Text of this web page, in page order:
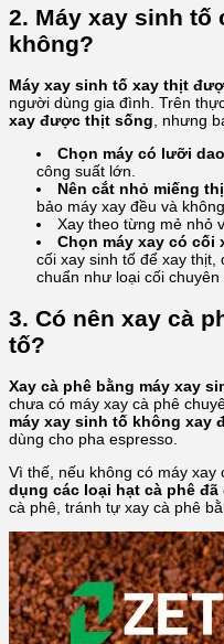
2. Máy xay sinh
không?
Máy xay sinh tố xay thịt
người dùng gia đình. Trên
xay được thịt sống, nhưng
Chọn máy có lưỡi
công suất lớn.
Nên cắt nhỏ miếng
bảo máy xay đều và
Xay theo từng mẻ nhỏ
Chọn máy xay có cối
cối xay sinh tố để xay thịt,
chuẩn như loại cối chuyên
3. Có nên xay cà
tố?
Xay cà phê bằng máy xay
chưa có máy xay cà phê
máy xay sinh tố không xay
dùng cho pha espresso.
Vì thế, nếu không có máy xay
dụng các loại hạt cà phê
cà phê, tránh tự xay cà phê